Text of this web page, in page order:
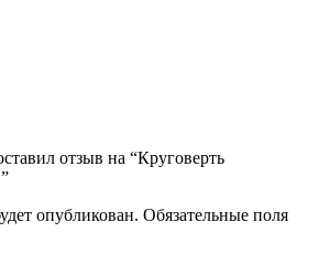
отзыв на “Круговерть
опубликован. Обязательные поля